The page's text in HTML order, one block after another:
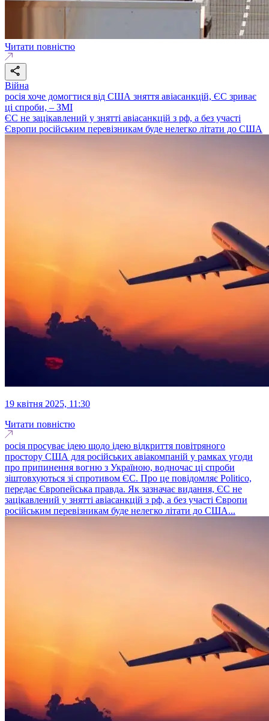
Читати повністю
Війна
росія хоче домогтися від США зняття авіасанкцій, ЄС зриває
ці спроби, – ЗМІ
ЄС не зацікавлений у знятті авіасанкцій з рф, а без участі
Європи російським перевізникам буде нелегко літати до США
19 квітня 2025, 11:30
Читати повністю
росія просуває ідею щодо ідею відкриття повітряного
простору США для російських авіакомпаній у рамках угоди
про припинення вогню з Україною, водночас ці спроби
зіштовхуються зі спротивом ЄС. Про це повідомляє Politico,
передає Європейська правда. Як зазначає видання, ЄС не
зацікавлений у знятті авіасанкцій з рф, а без участі Європи
російським перевізникам буде нелегко літати до США...